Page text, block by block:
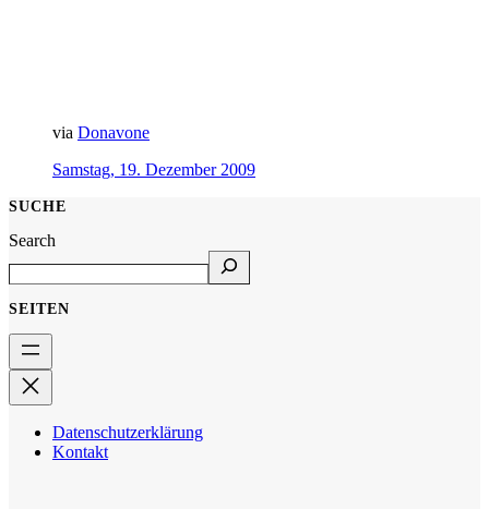
via Donavone
Samstag, 19. Dezember 2009
SUCHE
Search
SEITEN
Datenschutzerklärung
Kontakt